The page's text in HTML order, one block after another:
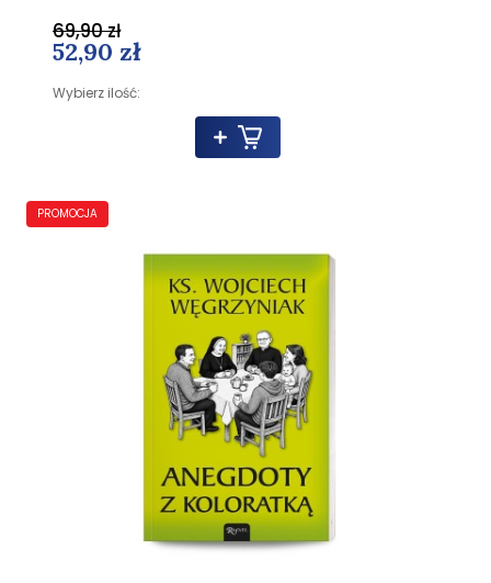
52,90 zł
Wybierz ilość:
69,90 zł
PROMOCJA